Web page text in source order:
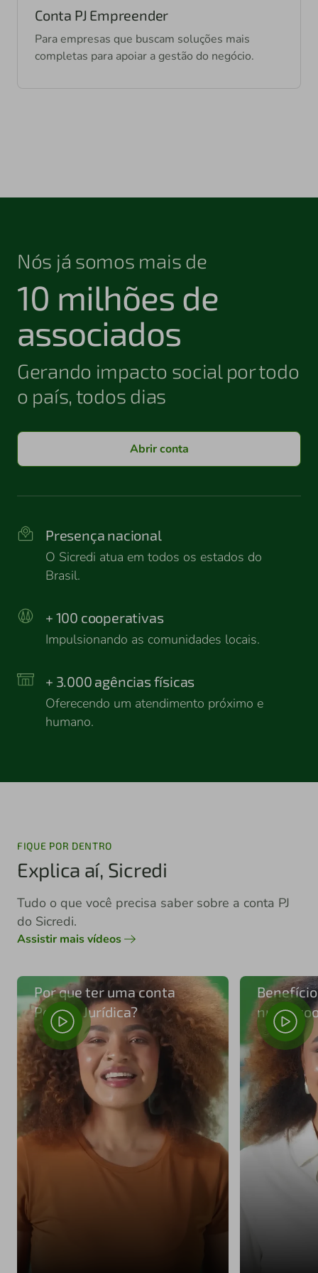
20 folhas de cheque;
Cartão Sicredi Visa Empresas.
Conta PJ Empreender
Para empresas que buscam soluções mais
completas para apoiar a gestão do negócio.
Nós já somos mais de
10 milhões de
associados
Gerando impacto social por todo
o país, todos dias
Abrir conta
Presença nacional
O Sicredi atua em todos os estados do
Brasil.
+ 100 cooperativas
Impulsionando as comunidades locais.
+ 3.000 agências físicas
Oferecendo um atendimento próximo e
humano.
FIQUE POR DENTRO
Explica aí, Sicredi
Tudo o que você precisa saber sobre a conta PJ
do Sicredi.
Assistir mais vídeos
Por que ter uma conta
Pessoa Jurídica?
numa